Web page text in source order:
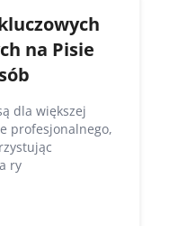
na Pisie
dla większej
profesjonalnego,
ry